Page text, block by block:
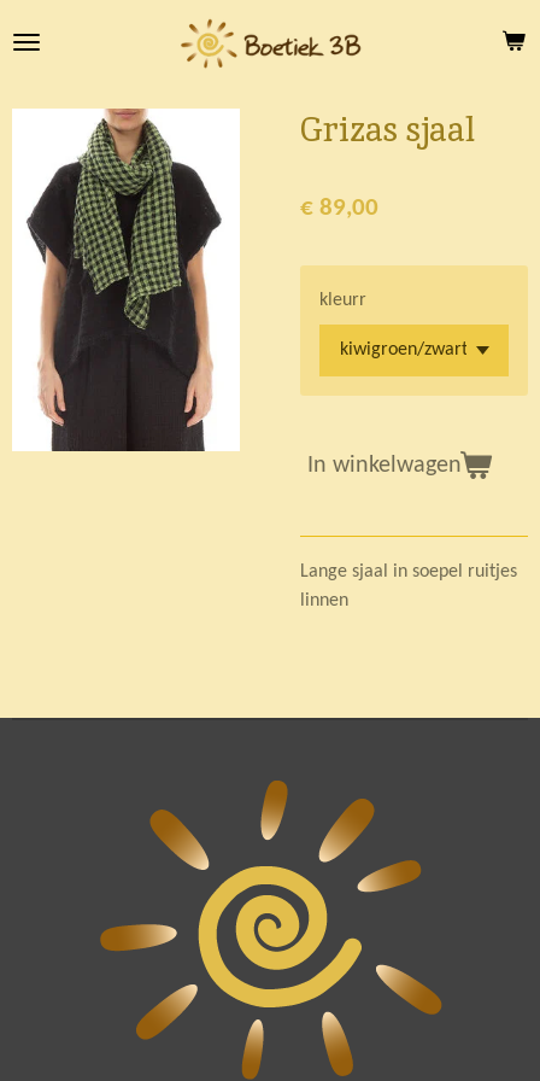
direct
de
hoofdinhoud
Grizas sjaal
€ 89,00
kleurr
In winkelwagen
Lange sjaal in soepel ruitjes
linnen